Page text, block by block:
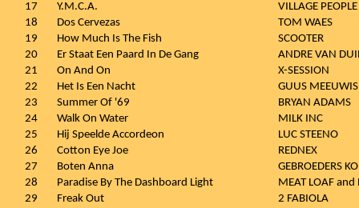
17
Y.M.C.A.
VILLAGE PEOPLE
18
Dos Cervezas
TOM WAES
19
How Much Is The Fish
SCOOTER
20
Er Staat Een Paard In De Gang
ANDRE VAN
21
On And On
X-SESSION
22
Het Is Een Nacht
GUUS
23
Summer Of '69
BRYAN ADAMS
24
Walk On Water
MILK INC
25
Hij Speelde Accordeon
LUC STEENO
26
Cotton Eye Joe
REDNEX
27
Boten Anna
GEBROEDERS KO
28
Paradise By The Dashboard Light
MEAT LOAF and
29
Freak Out
2 FABIOLA